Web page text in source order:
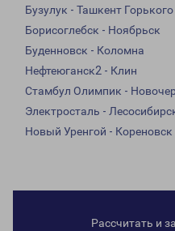
Бузулук - Ташкент Горького
Борисоглебск - Ноябрьск
Буденновск - Коломна
Нефтеюганск2 - Клин
Стамбул Олимпик -
Электросталь -
Новый Уренгой - Кореновск
Рассчитать и